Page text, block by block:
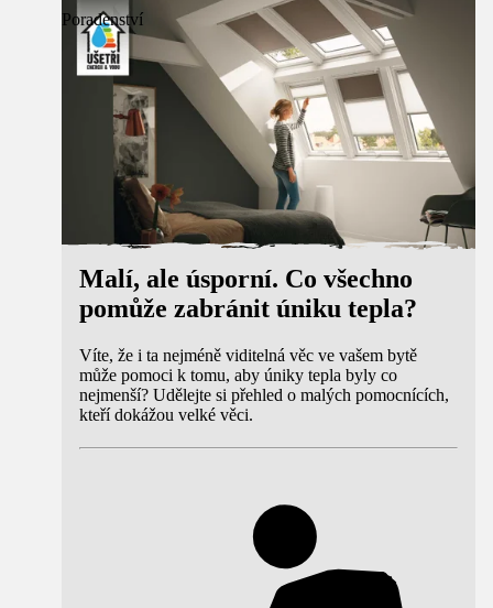
Poradenství
Malí, ale úsporní. Co všechno
pomůže zabránit úniku tepla?
Víte, že i ta nejméně viditelná věc ve vašem bytě
může pomoci k tomu, aby úniky tepla byly co
nejmenší? Udělejte si přehled o malých pomocnících,
kteří dokážou velké věci.